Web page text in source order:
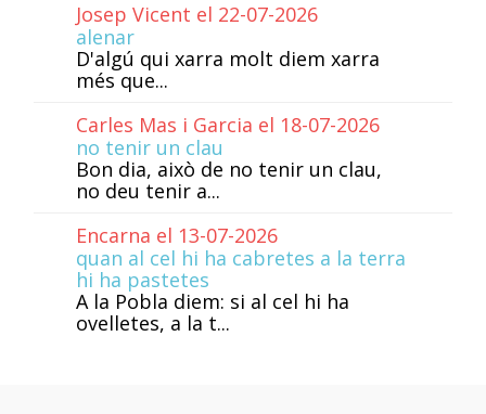
Josep Vicent el 22-07-2026
alenar
D'algú qui xarra molt diem xarra
més que...
Carles Mas i Garcia el 18-07-2026
no tenir un clau
Bon dia, això de no tenir un clau,
no deu tenir a...
Encarna el 13-07-2026
quan al cel hi ha cabretes a la terra
hi ha pastetes
A la Pobla diem: si al cel hi ha
ovelletes, a la t...